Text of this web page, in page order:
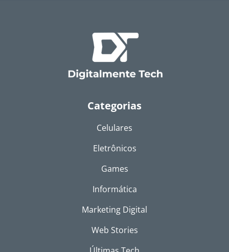
Categorias
Celulares
Eletrônicos
Games
Informática
Marketing Digital
Web Stories